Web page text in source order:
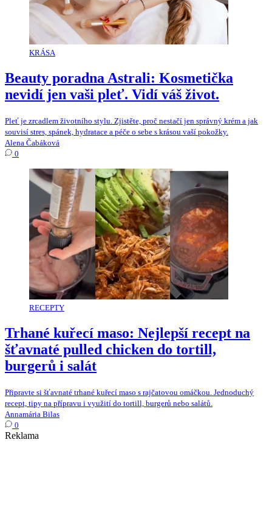
KRÁSA
Beauty poradna Astrali: Kosmetička
nevidí jen vaši pleť. Vidí váš život.
Pleť je zrcadlem životního stylu. Zjistěte, proč nestačí jen správný krém a jak
souvisí stres, spánek, hydratace a péče o sebe s krásou vaší pokožky.
Alena Čabáková
0
RECEPTY
Trhané kuřecí maso: Nejlepší recept na
šťavnaté pulled chicken do tortill,
burgerů i salát
Připravte si šťavnaté trhané kuřecí maso s rajčatovou omáčkou. Jednoduchý
recept, tipy na přípravu i využití do tortill, burgerů nebo salátů.
Annamária Bilas
0
Reklama